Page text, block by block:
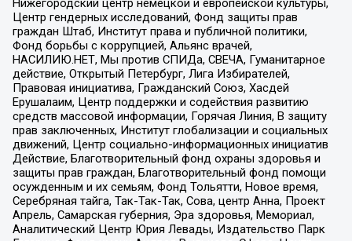
Нижегородский центр немецкой и европейской культуры,
Центр гендерных исследований, Фонд защиты прав
граждан Штаб, Институт права и публичной политики,
Фонд борьбы с коррупцией, Альянс врачей,
НАСИЛИЮ.НЕТ, Мы против СПИДа, СВЕЧА, Гуманитарное
действие, Открытый Петербург, Лига Избирателей,
Правовая инициатива, Гражданский Союз, Хасдей
Ерушалаим, Центр поддержки и содействия развитию
средств массовой информации, Горячая Линия, В защиту
прав заключенных, Институт глобализации и социальных
движений, Центр социально-информационных инициатив
Действие, Благотворительный фонд охраны здоровья и
защиты прав граждан, Благотворительный фонд помощи
осужденным и их семьям, Фонд Тольятти, Новое время,
Серебряная тайга, Так-Так-Так, Сова, центр Анна, Проект
Апрель, Самарская губерния, Эра здоровья, Мемориал,
Аналитический Центр Юрия Левады, Издательство Парк